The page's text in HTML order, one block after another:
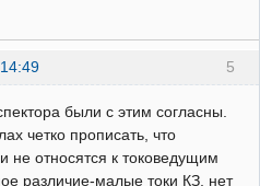
5
были с этим согласны.
четко прописать, что
не относятся к токоведущим
различие-малые токи КЗ, нет